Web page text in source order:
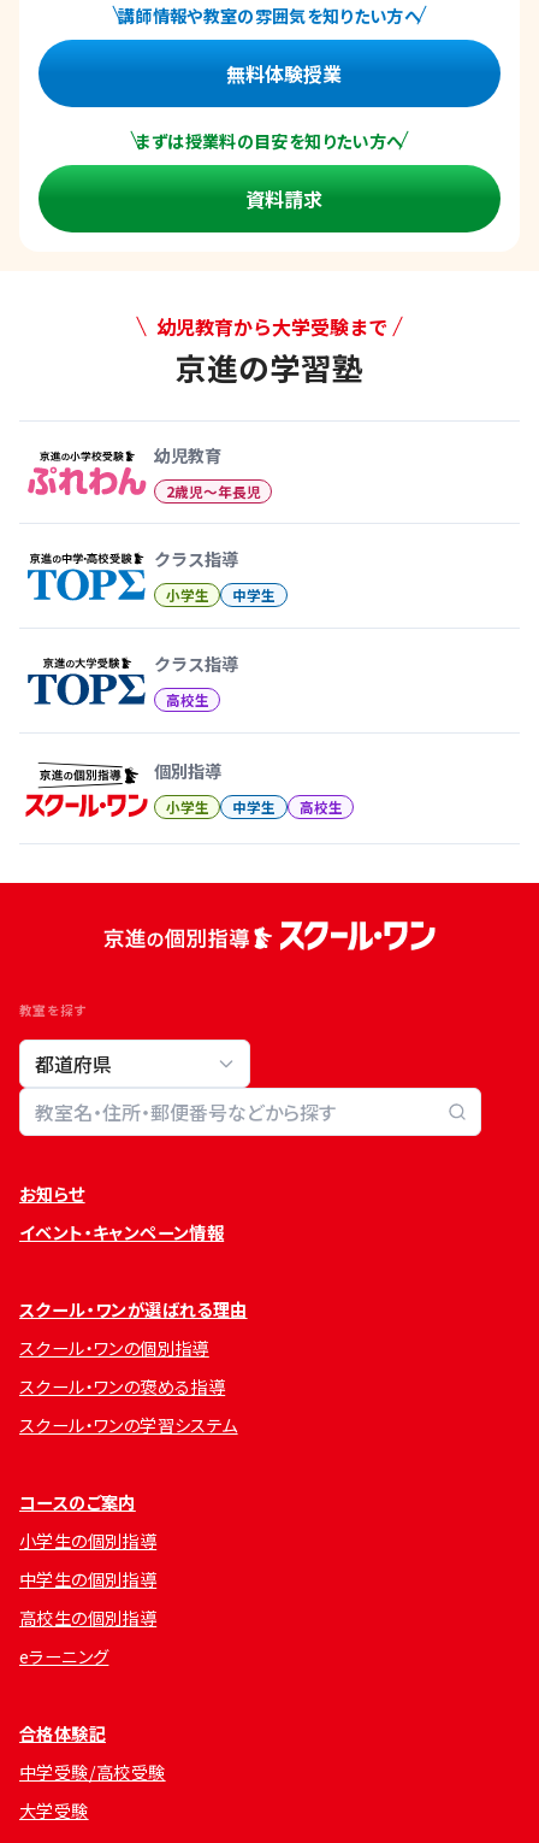
講師情報や教室の雰囲気を知りたい方へ
無料体験授業
まずは授業料の目安を知りたい方へ
資料請求
幼児教育から大学受験まで
京進の学習塾
幼児教育
2歳児〜年長児
クラス指導
小学生 中学生
クラス指導
高校生
個別指導
小学生 中学生 高校生
教室を探す
教室検索
お知らせ
イベント・キャンペーン情報
スクール・ワンが選ばれる理由
スクール・ワンの個別指導
スクール・ワンの褒める指導
スクール・ワンの学習システム
コースのご案内
小学生の個別指導
中学生の個別指導
高校生の個別指導
eラーニング
合格体験記
中学受験/高校受験
大学受験